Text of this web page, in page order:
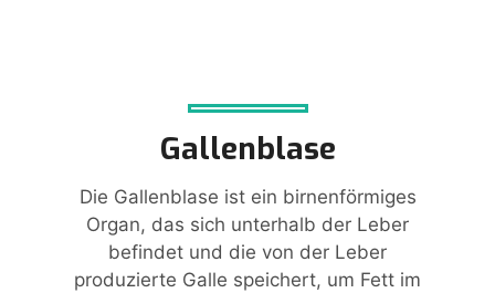
Gallenblase
Die Gallenblase ist ein birnenförmiges
Organ, das sich unterhalb der Leber
befindet und die von der Leber
produzierte Galle speichert, um Fett im